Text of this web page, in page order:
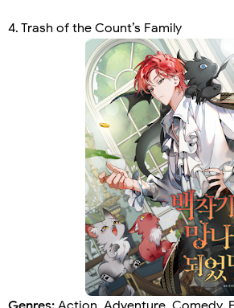
4. Trash of the Count’s Family